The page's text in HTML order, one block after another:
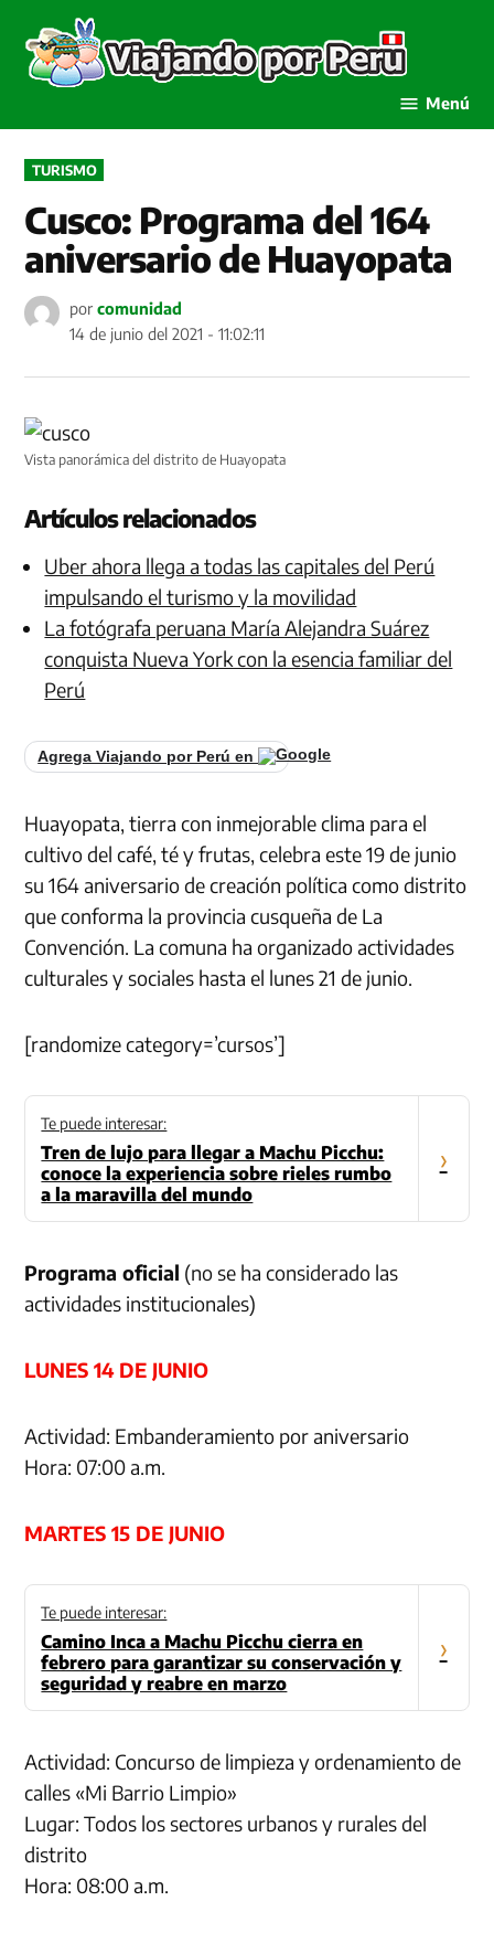
contenido
por
Menú
PUBLICADO
EN
TURISMO
Cusco: Programa del 164
aniversario de Huayopata
por comunidad
14 de junio del 2021 - 11:02:11
Vista panorámica del distrito de Huayopata
Artículos relacionados
Uber ahora llega a todas las capitales del Perú
impulsando el turismo y la movilidad
La fotógrafa peruana María Alejandra Suárez
conquista Nueva York con la esencia familiar del
Perú
Agrega Viajando por Perú en
Huayopata, tierra con inmejorable clima para el
cultivo del café, té y frutas, celebra este 19 de junio
su 164 aniversario de creación política como distrito
que conforma la provincia cusqueña de La
Convención. La comuna ha organizado actividades
culturales y sociales hasta el lunes 21 de junio.
[randomize category=’cursos’]
Te puede interesar:
Tren de lujo para llegar a Machu Picchu:
conoce la experiencia sobre rieles rumbo
a la maravilla del mundo
›
Programa oficial (no se ha considerado las
actividades institucionales)
LUNES 14 DE JUNIO
Actividad: Embanderamiento por aniversario
Hora: 07:00 a.m.
MARTES 15 DE JUNIO
Te puede interesar:
Camino Inca a Machu Picchu cierra en
febrero para garantizar su conservación y
seguridad y reabre en marzo
›
Actividad: Concurso de limpieza y ordenamiento de
calles «Mi Barrio Limpio»
Lugar: Todos los sectores urbanos y rurales del
distrito
Hora: 08:00 a.m.